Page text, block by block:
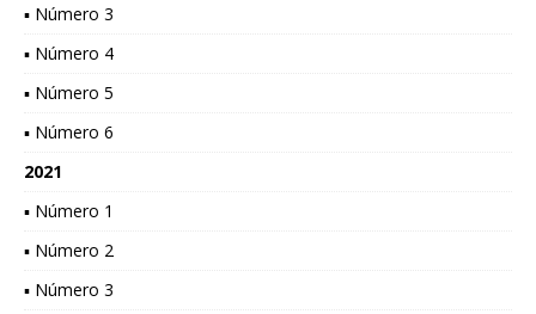
▪ Número 3
▪ Número 4
▪ Número 5
▪ Número 6
2021
▪ Número 1
▪ Número 2
▪ Número 3